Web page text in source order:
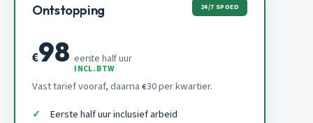
Ontstopping 24/7 SPOED
€98 eerste half uur
INCL. BTW
Vast tarief vooraf, daarna €30 per kwartier.
Eerste half uur inclusief arbeid